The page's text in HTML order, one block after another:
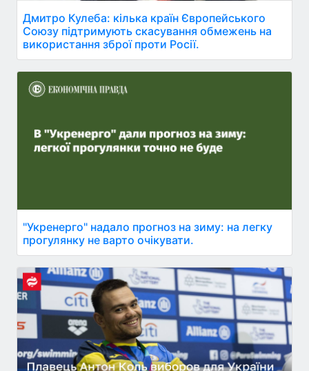
Дмитро Кулеба: кілька країн Європейського
Союзу підтримують скасування обмежень на
використання зброї проти Росії.
"Укренерго" надало прогноз на зиму: на легку
прогулянку не варто очікувати.